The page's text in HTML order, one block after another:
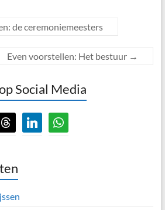
de ceremoniemeesters
Even voorstellen: Het bestuur →
Social Media
threads linkedinwhatsapp